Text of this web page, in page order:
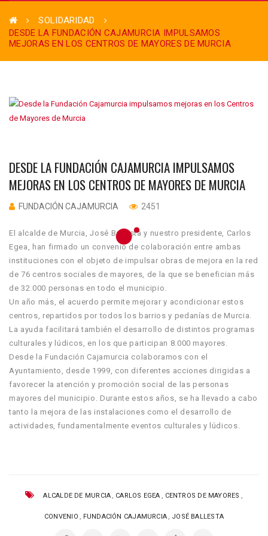
SOLIDARIDAD
DESDE LA FUNDACIÓN CAJAMURCIA IMPULSAMOS
MEJORAS EN LOS CENTROS DE MAYORES DE MURCIA
DESDE LA FUNDACIÓN CAJAMURCIA IMPULSAMOS
MEJORAS EN LOS CENTROS DE MAYORES DE MURCIA
FUNDACIÓN CAJAMURCIA 2451
El alcalde de Murcia, José Ballesta y nuestro presidente, Carlos
Egea, han firmado un convenio de colaboración entre ambas
instituciones con el objeto de impulsar obras de mejora en la red
de 76 centros sociales de mayores, de la que se benefician más
de 32.000 personas en todo el municipio.
Un año más, el acuerdo permite mejorar y acondicionar estos
centros, repartidos por todos los barrios y pedanías de Murcia.
La ayuda facilitará también el desarrollo de distintos programas
culturales y lúdicos, en los que participan 8.000 mayores.
Desde la Fundación Cajamurcia colaboramos con el
Ayuntamiento, desde 1999, con diferentes acciones dirigidas a
favorecer la atención y promoción social de las personas
mayores del municipio. Durante estos años, se ha llevado a cabo
tanto la mejora de las instalaciones como el desarrollo de
actividades, fundamentalmente eventos culturales y lúdicos.
ALCALDE DE MURCIA , CARLOS EGEA , CENTROS DE MAYORES ,
CONVENIO , FUNDACIÓN CAJAMURCIA , JOSÉ BALLESTA